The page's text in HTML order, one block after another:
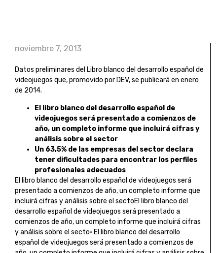
noviembre 7, 2013
Datos preliminares del Libro blanco del desarrollo español de
videojuegos que, promovido por DEV, se publicará en enero
de 2014.
El libro blanco del desarrollo español de
videojuegos será presentado a comienzos de
año, un completo informe que incluirá cifras y
análisis sobre el sector
Un 63,5% de las empresas del sector declara
tener dificultades para encontrar los perfiles
profesionales adecuados
El libro blanco del desarrollo español de videojuegos será
presentado a comienzos de año, un completo informe que
incluirá cifras y análisis sobre el sectoEl libro blanco del
desarrollo español de videojuegos será presentado a
comienzos de año, un completo informe que incluirá cifras
y análisis sobre el secto• El libro blanco del desarrollo
español de videojuegos será presentado a comienzos de